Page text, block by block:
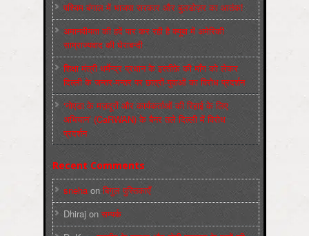
पश्चिम बंगाल में भाजपा सरकार और बुलडोज़र का आतंक!
अमानवीयता की हदें पार कर रही है क्यूबा में अमेरिकी
साम्राज्यवाद की घेराबन्दी
शिक्षा मंत्री धर्मेन्द्र प्रधान के इस्तीफ़े की माँग को लेकर
दिल्ली के जन्तर-मन्तर पर छात्रों-युवाओं का विरोध प्रदर्शन
‘नोएडा के मज़दूरों और कार्यकर्ताओं की रिहाई के लिए
अभियान’ (CaRWAN) के बैनर तले दिल्ली में विरोध
प्रदर्शन
Recent Comments
sneha on बिगुल पुस्तिकाएँ
Dhiraj on सम्पर्क